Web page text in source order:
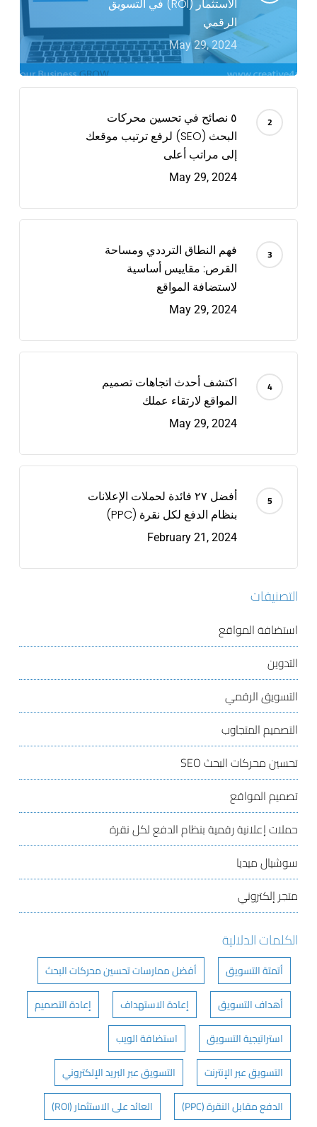
الاستثمار (ROI) في التسويق
الرقمي
May 29, 2024
٥ نصائح في تحسين محركات
البحث (SEO) لرفع ترتيب موقعك
إلى مراتب أعلى
May 29, 2024
فهم النطاق الترددي ومساحة
القرص: مقاييس أساسية
لاستضافة المواقع
May 29, 2024
اكتشف أحدث اتجاهات تصميم
المواقع لارتقاء عملك
May 29, 2024
أفضل ٢٧ فائدة لحملات الإعلانات
بنظام الدفع لكل نقرة (PPC)
February 21, 2024
التصنيفات
استضافة المواقع
التدوين
التسويق الرقمي
التصميم المتجاوب
تحسين محركات البحثSEO
تصميم المواقع
حملات إعلانية رقمية بنظام الدفع لكل نقرة
سوشيال ميديا
متجر إلكتروني
الكلمات الدلالية
أتمتة التسويق
أفضل ممارسات تحسين محركات البحث
أهداف التسويق
إعادة الاستهداف
إعادة التصميم
استراتيجية التسويق
استضافة الويب
التسويق عبر الإنترنت
التسويق عبر البريد الإلكتروني
الدفع مقابل النقرة (PPC)
العائد على الاستثمار (ROI)